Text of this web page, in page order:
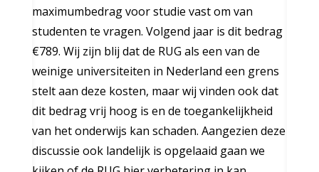
maximumbedrag voor studie vast om van
studenten te vragen. Volgend jaar is dit bedrag
€789. Wij zijn blij dat de RUG als een van de
weinige universiteiten in Nederland een grens
stelt aan deze kosten, maar wij vinden ook dat
dit bedrag vrij hoog is en de toegankelijkheid
van het onderwijs kan schaden. Aangezien deze
discussie ook landelijk is opgelaaid gaan we